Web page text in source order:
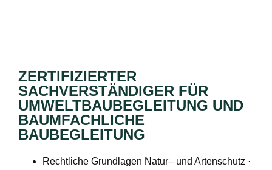
ZERTIFIZIERTER
SACHVERSTÄNDIGER FÜR
UMWELTBAUBEGLEITUNG UND
BAUMFACHLICHE
BAUBEGLEITUNG
Rechtliche Grundlagen Natur– und Artenschutz ·